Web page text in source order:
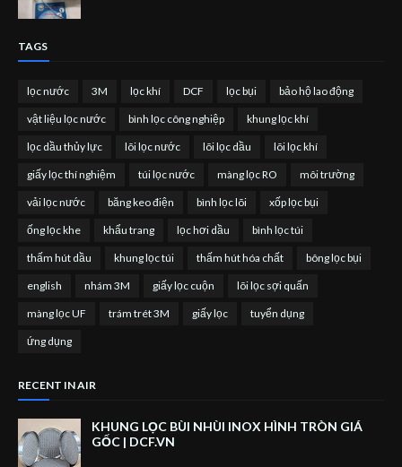
TAGS
lọc nước 3M lọc khí DCF lọc bụi bảo hộ lao động
vật liệu lọc nước bình lọc công nghiệp khung lọc khí
lọc dầu thủy lực lõi lọc nước lõi lọc dầu lõi lọc khí
giấy lọc thí nghiệm túi lọc nước màng lọc RO môi trường
vải lọc nước băng keo điện bình lọc lõi xốp lọc bụi
ống lọc khe khẩu trang lọc hơi dầu bình lọc túi
thấm hút dầu khung lọc túi thấm hút hóa chất bông lọc bụi
english nhám 3M giấy lọc cuộn lõi lọc sợi quấn
màng lọc UF trám trét 3M giấy lọc tuyển dụng
ứng dụng
RECENT IN AIR
KHUNG LỌC BÙI NHÙI INOX HÌNH TRÒN GIÁ
GỐC | DCF.VN